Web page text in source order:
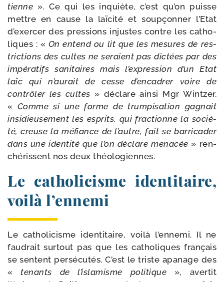
tienne ». Ce qui les inquiète, c’est qu’on puisse
mettre en cause la laï­ci­té et soup­çon­ner l’Etat
d’exercer des pres­sions injustes contre les catho­
liques : « On entend ou lit que les mesures de res­
tric­tions des cultes ne seraient pas dic­tées par des
impé­ra­tifs sani­taires mais l’expression d’un Etat
laïc qui n’aurait de cesse d’encadrer voire de
contrô­ler les cultes » déclare ain­si Mgr Wintzer.
« Comme si une forme de trum­pi­sa­tion gagnait
insi­dieu­se­ment les esprits, qui frac­tionne la socié­
té, creuse la méfiance de l’autre, fait se bar­ri­ca­der
dans une iden­ti­té que l’on déclare mena­cée » ren­
ché­rissent nos deux théologiennes.
Le catholicisme identitaire,
voilà l’ennemi
Le catho­li­cisme iden­ti­taire, voi­là l’ennemi. Il ne
fau­drait sur­tout pas que les catho­liques fran­çais
se sentent per­sé­cu­tés. C’est le triste apa­nage des
«tenants de l’islamisme poli­tique », aver­tit